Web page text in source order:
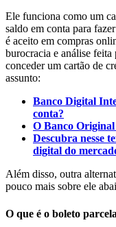
Ele funciona como um
saldo em conta para
é aceito em compras
burocracia e análise feita
conceder um cartão de
assunto:
Banco Digital
conta?
O Banco
Descubra nesse
digital do
Além disso, outra
pouco mais sobre ele
O que é o boleto